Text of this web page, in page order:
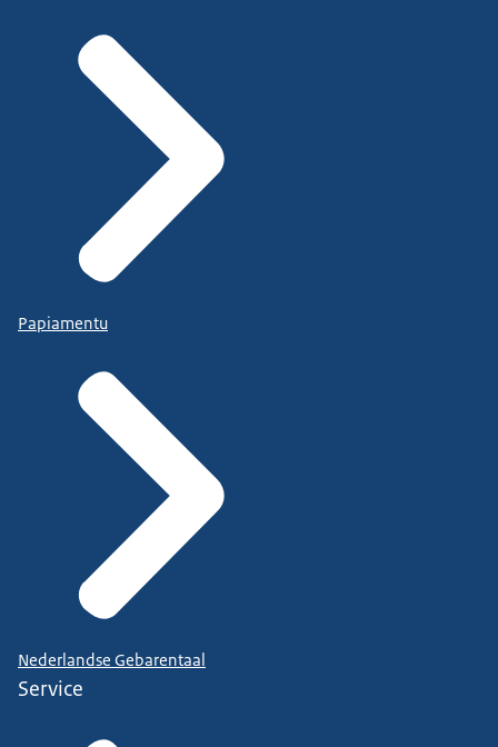
Papiamentu
Nederlandse Gebarentaal
Service